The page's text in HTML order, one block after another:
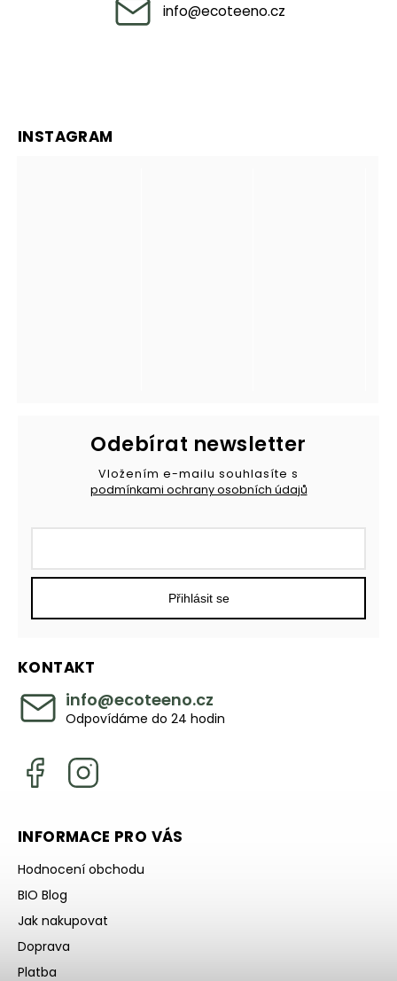
info@ecoteeno.cz
INSTAGRAM
KONTAKT
info@ecoteeno.cz
Odpovídáme do 24 hodin
Odebírat newsletter
Vložením e-mailu souhlasíte s
podmínkami ochrany osobních údajů
Přihlásit se
INFORMACE PRO VÁS
Hodnocení obchodu
BIO Blog
Jak nakupovat
Doprava
Platba